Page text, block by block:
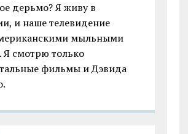
дерьмо? Я живу в
и наше телевидение
мыльными
Я смотрю только
фильмы и Дэвида